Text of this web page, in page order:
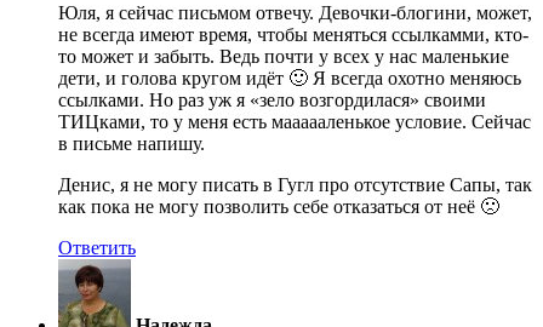
Юля, я сейчас письмом отвечу. Девочки-блогини, может,
не всегда имеют время, чтобы меняться ссылкамми, кто-
то может и забыть. Ведь почти у всех у нас маленькие
дети, и голова кругом идёт 🙂 Я всегда охотно меняюсь
ссылками. Но раз уж я «зело возгордилася» своими
ТИЦками, то у меня есть маааааленькое условие. Сейчас
в письме напишу.
Денис, я не могу писать в Гугл про отсутствие Сапы, так
как пока не могу позволить себе отказаться от неё 🙁
Ответить